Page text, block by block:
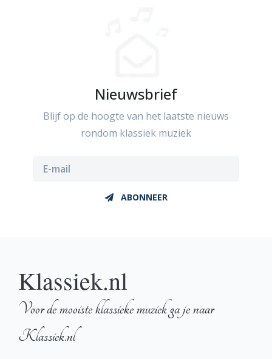
Nieuwsbrief
Blijf op de hoogte van het laatste nieuws
rondom klassiek muziek
ABONNEER
Klassiek.nl
Voor de mooiste klassieke muziek ga je naar
Klassiek.nl